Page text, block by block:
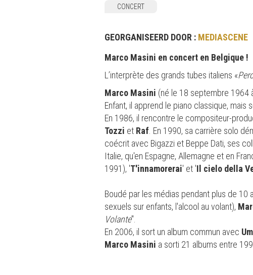
CONCERT
GEORGANISEERD DOOR : MEDIASCENE
Marco Masini en concert en Belgique !
L’interprète des grands tubes italiens «
Marco Masini (né le 18 septembre 1964
Enfant, il apprend le piano classique, mais
En 1986, il rencontre le compositeur-
Tozzi et Raf . En 1990, sa carrière solo
coécrit avec Bigazzi et Beppe Dati, ses
Italie, qu'en Espagne, Allemagne et en
1991), 'T'innamorerai' et 'Il cielo della
Boudé par les médias pendant plus de
sexuels sur enfants, l'alcool au volant),
Volante".
En 2006, il sort un album commun avec
Marco Masini a sorti 21 albums entre